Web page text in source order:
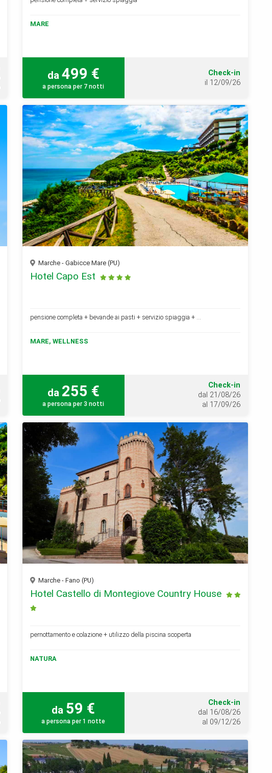
MARE
da 499 €
a persona per 7 notti
Check-in
il 12/09/26
Marche - Gabicce Mare (PU)
Hotel Capo Est
pensione completa + bevande ai pasti + servizio spiaggia + ...
MARE, WELLNESS
da 255 €
a persona per 3 notti
Check-in
dal 21/08/26
al 17/09/26
Marche - Fano (PU)
Hotel Castello di Montegiove Country House
pernottamento e colazione + utilizzo della piscina scoperta
NATURA
da 59 €
a persona per 1 notte
Check-in
dal 16/08/26
al 09/12/26